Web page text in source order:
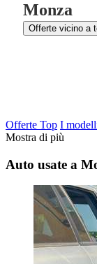
Monza
Offerte vicino a
Offerte Top I
Mostra di più
Auto usate a